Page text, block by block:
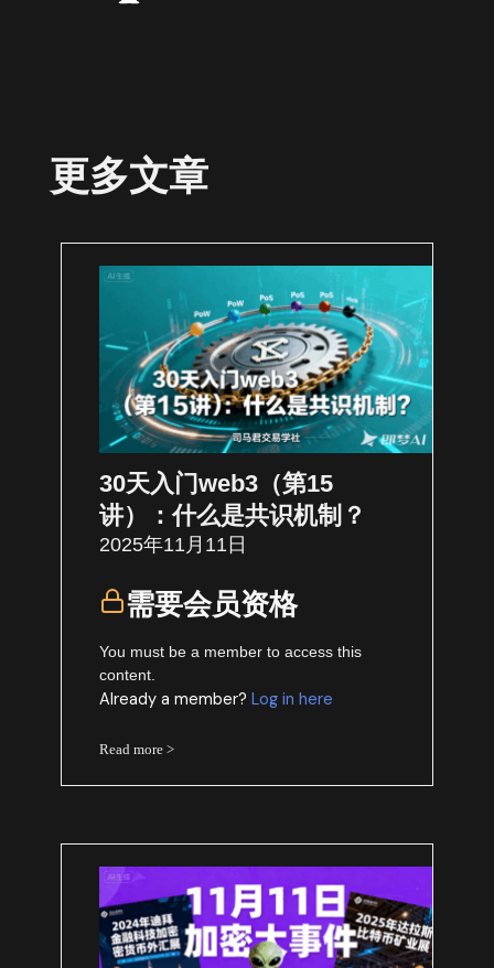
更多文章
30天入门web3（第15
讲）：什么是共识机制？
2025年11月11日
需要会员资格
You must be a member to access this
content.
Already a member?Log in here
Read more >